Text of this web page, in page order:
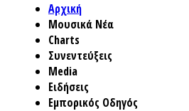
Αρχική
Μουσικά Νέα
Charts
Συνεντεύξεις
Media
Ειδήσεις
Εμπορικός Οδηγός